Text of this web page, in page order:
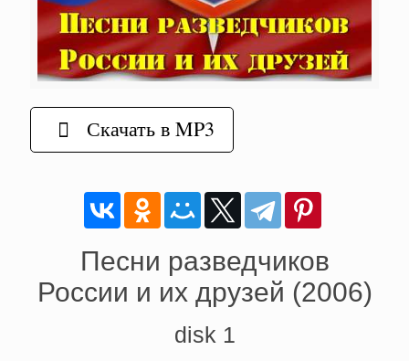
Скачать в MP3
Песни разведчиков
России и их друзей (2006)
disk 1